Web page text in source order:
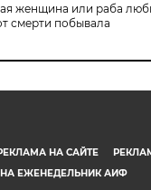
женщина или раба
смерти побывала
НА САЙТЕ
ЕЖЕНЕДЕЛЬНИК АИФ